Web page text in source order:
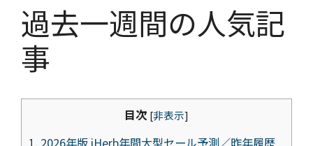
過去一週間の人気記
事
目次 [非表示]